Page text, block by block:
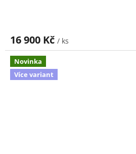
16 900 Kč / ks
Novinka
Více variant